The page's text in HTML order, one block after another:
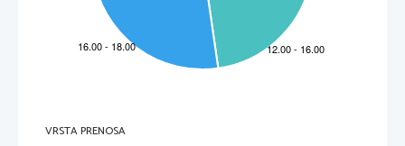
VRSTA PRENOSA